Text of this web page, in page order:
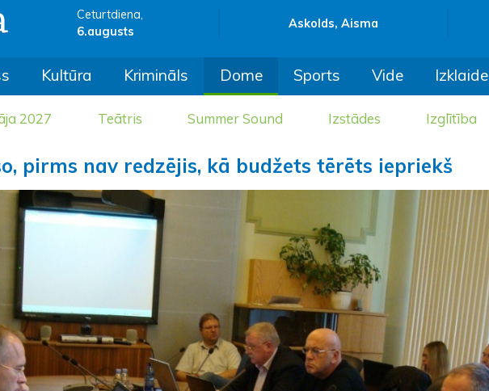
Ceturtdiena,
6.augusts
Askolds, Aisma
Kultūra Krimināls Dome Sports Vide Izklaide
2027 Teātris Summer Sound Izstādes Izglītība
pirms nav redzējis, kā budžets tērēts iepriekš